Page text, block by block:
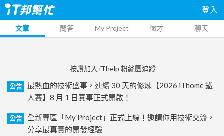
登入
文章 問答 My Project 徵才 聊天
按讚加入 iThelp 粉絲團追蹤
公告
最熱血的技術盛事，連續 30 天的修煉【2026 iThome 鐵
人賽】8 月 1 日賽事正式開啟！
公告
全新專區「My Project」正式上線！邀請你用技術交流，
分享最真實的開發經驗